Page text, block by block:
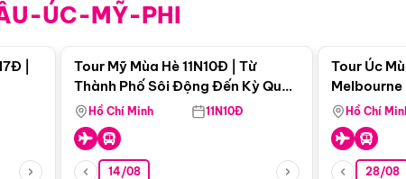
ÚC-MỸ-PHI
bật
|
Tour Mỹ Mùa Hè 11N10Đ | Từ
Thành Phố Sôi Động Đến Kỳ Quan
Thiên Nhiên Mỹ
Hồ Chí Minh 11N10Đ
14/08
Tour Úc
Airways)
Hồ Chí
28/08